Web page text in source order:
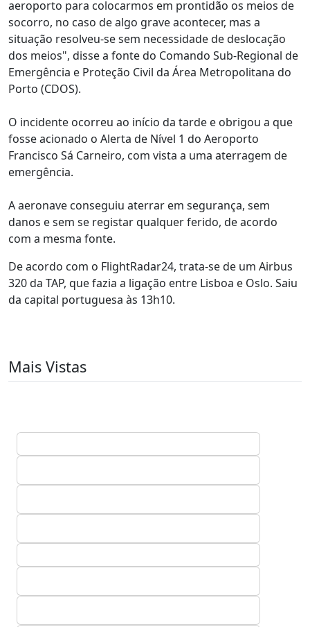
aeroporto para colocarmos em prontidão os meios de
socorro, no caso de algo grave acontecer, mas a
situação resolveu-se sem necessidade de deslocação
dos meios", disse a fonte do Comando Sub-Regional de
Emergência e Proteção Civil da Área Metropolitana do
Porto (CDOS).
O incidente ocorreu ao início da tarde e obrigou a que
fosse acionado o Alerta de Nível 1 do Aeroporto
Francisco Sá Carneiro, com vista a uma aterragem de
emergência.
A aeronave conseguiu aterrar em segurança, sem
danos e sem se registar qualquer ferido, de acordo
com a mesma fonte.
De acordo com o FlightRadar24, trata-se de um Airbus
320 da TAP, que fazia a ligação entre Lisboa e Oslo. Saiu
da capital portuguesa às 13h10.
Mais Vistas